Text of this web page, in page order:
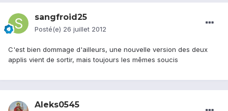
sangfroid25
Posté(e) 26 juillet 2012
C'est bien dommage d'ailleurs, une nouvelle version des deux
applis vient de sortir, mais toujours les mêmes soucis
Aleks0545